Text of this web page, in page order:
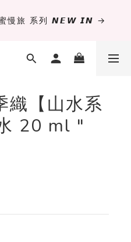
꒰ 𝐌𝐈𝐍𝐈𝟔 這裡挑 ➜ ꒱
慢旅 系列 𝙉𝙀𝙒 𝙄𝙉 →
墊 ୨୧💝滿額送蛇年限定切
꒰ 𝐌𝐈𝐍𝐈𝟔 這裡挑 ➜ ꒱
織【山水系
20 ml "